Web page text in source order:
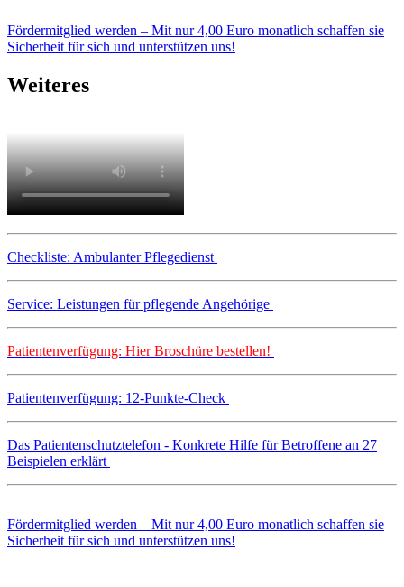
Fördermitglied werden – Mit nur 4,00 Euro monatlich schaffen sie
Sicherheit für sich und unterstützen uns!
Weiteres
Checkliste: Ambulanter Pflegedienst
Service: Leistungen für pflegende Angehörige
Patientenverfügung: Hier Broschüre bestellen!
Patientenverfügung: 12-Punkte-Check
Das Patientenschutztelefon - Konkrete Hilfe für Betroffene an 27
Beispielen erklärt
Fördermitglied werden – Mit nur 4,00 Euro monatlich schaffen sie
Sicherheit für sich und unterstützen uns!